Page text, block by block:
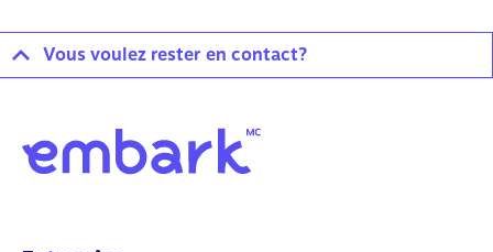
Vous voulez rester en contact?